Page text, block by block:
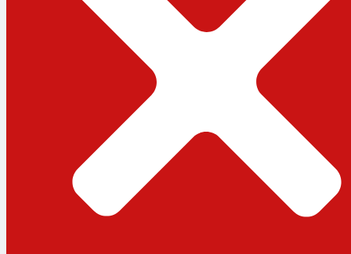
বিশেষ প্রতিবেদন